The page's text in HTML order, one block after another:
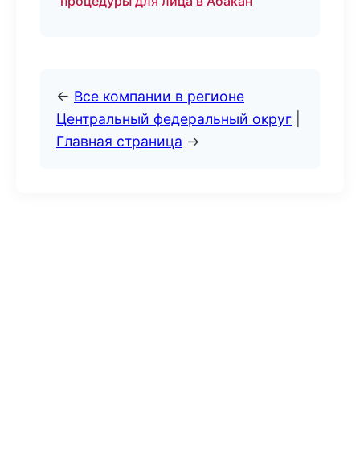
← Все компании в регионе
Центральный федеральный округ
Главная страница →